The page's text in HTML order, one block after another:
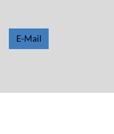
E-Mail